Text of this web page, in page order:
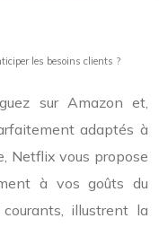
les besoins clients ?
sur Amazon et,
adaptés à
Netflix vous propose
à vos goûts du
illustrent la